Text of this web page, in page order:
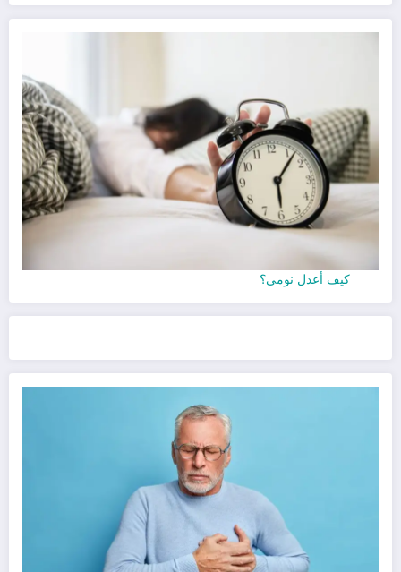
كيف أعدل نومي؟